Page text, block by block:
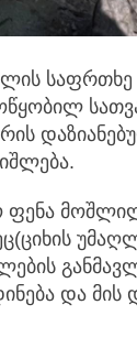
საფრთხე
ფენა
და მის